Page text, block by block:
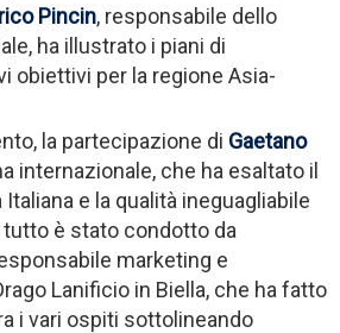
Pincin, responsabile dello
ha illustrato i piani di
obiettivi per la regione Asia-
la partecipazione di Gaetano
internazionale, che ha esaltato il
e la qualità ineguagliabile
è stato condotto da
marketing e
Lanificio in Biella, che ha fatto
i vari ospiti sottolineando